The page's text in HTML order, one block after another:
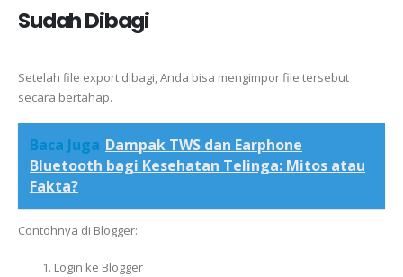
Sudah Dibagi
Setelah file export dibagi, Anda bisa mengimpor file tersebut
secara bertahap.
Baca Juga Dampak TWS dan Earphone
Bluetooth bagi Kesehatan Telinga: Mitos atau
Fakta?
Contohnya di Blogger:
Login ke Blogger